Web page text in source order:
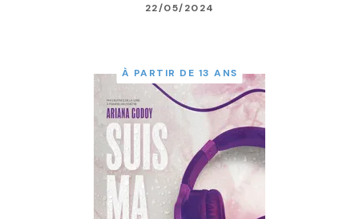
22/05/2024
À PARTIR DE 13 ANS